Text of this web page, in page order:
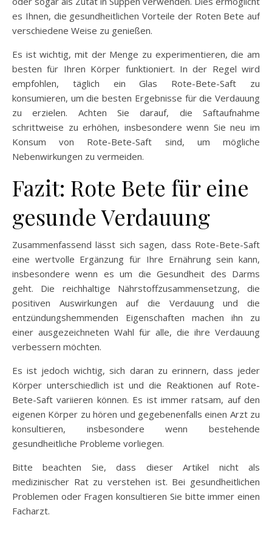
es Ihnen, die gesundheitlichen Vorteile der Roten Bete auf
verschiedene Weise zu genießen.
Es ist wichtig, mit der Menge zu experimentieren, die am
besten für Ihren Körper funktioniert. In der Regel wird
empfohlen, täglich ein Glas Rote-Bete-Saft zu
konsumieren, um die besten Ergebnisse für die Verdauung
zu erzielen. Achten Sie darauf, die Saftaufnahme
schrittweise zu erhöhen, insbesondere wenn Sie neu im
Konsum von Rote-Bete-Saft sind, um mögliche
Nebenwirkungen zu vermeiden.
Fazit: Rote Bete für eine
gesunde Verdauung
Zusammenfassend lässt sich sagen, dass Rote-Bete-Saft
eine wertvolle Ergänzung für Ihre Ernährung sein kann,
insbesondere wenn es um die Gesundheit des Darms
geht. Die reichhaltige Nährstoffzusammensetzung, die
positiven Auswirkungen auf die Verdauung und die
entzündungshemmenden Eigenschaften machen ihn zu
einer ausgezeichneten Wahl für alle, die ihre Verdauung
verbessern möchten.
Es ist jedoch wichtig, sich daran zu erinnern, dass jeder
Körper unterschiedlich ist und die Reaktionen auf Rote-
Bete-Saft variieren können. Es ist immer ratsam, auf den
eigenen Körper zu hören und gegebenenfalls einen Arzt zu
konsultieren, insbesondere wenn bestehende
gesundheitliche Probleme vorliegen.
Bitte beachten Sie, dass dieser Artikel nicht als
medizinischer Rat zu verstehen ist. Bei gesundheitlichen
Problemen oder Fragen konsultieren Sie bitte immer einen
Facharzt.